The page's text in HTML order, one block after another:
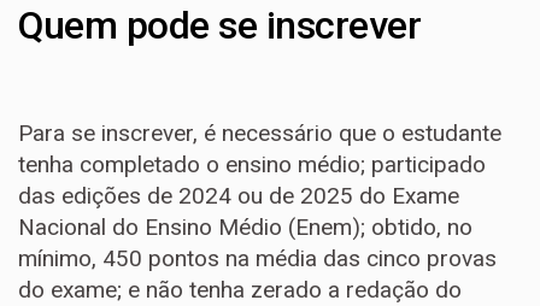
Quem pode se inscrever
Para se inscrever, é necessário que o estudante
tenha completado o ensino médio; participado
das edições de 2024 ou de 2025 do Exame
Nacional do Ensino Médio (Enem); obtido, no
mínimo, 450 pontos na média das cinco provas
do exame; e não tenha zerado a redação do